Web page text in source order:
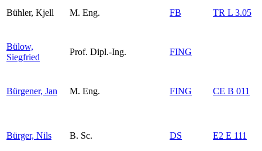
Bühler, Kjell M. Eng. FB TR L 3.05
Bülow,
Siegfried
Prof. Dipl.-Ing. FING
Bürgener, Jan M. Eng. FING CE B 011
Bürger, Nils B. Sc. DS E2 E 111